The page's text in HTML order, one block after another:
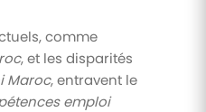
comme
, et les disparités
Maroc, entravent le
emploi